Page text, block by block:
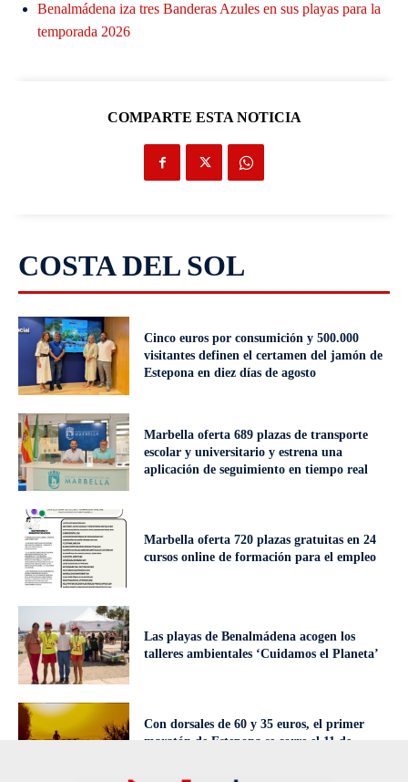
Benalmádena iza tres Banderas Azules en sus playas para la
temporada 2026
COMPARTE ESTA NOTICIA
COSTA DEL SOL
Cinco euros por consumición y 500.000
visitantes definen el certamen del jamón de
Estepona en diez días de agosto
Marbella oferta 689 plazas de transporte
escolar y universitario y estrena una
aplicación de seguimiento en tiempo real
Marbella oferta 720 plazas gratuitas en 24
cursos online de formación para el empleo
Las playas de Benalmádena acogen los
talleres ambientales ‘Cuidamos el Planeta’
Con dorsales de 60 y 35 euros, el primer
maratón de Estepona se corre el 11 de